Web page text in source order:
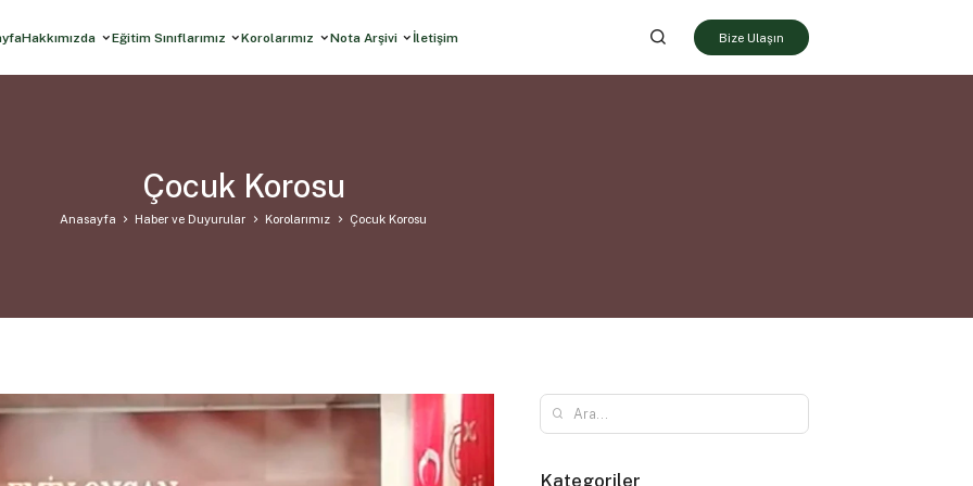
Hakkımızda Eğitim Sınıflarımız Korolarımız Nota Arşivi İletişim Bize Ulaşın
Çocuk Korosu
Anasayfa Haber ve Duyurular Korolarımız Çocuk Korosu
Kategoriler